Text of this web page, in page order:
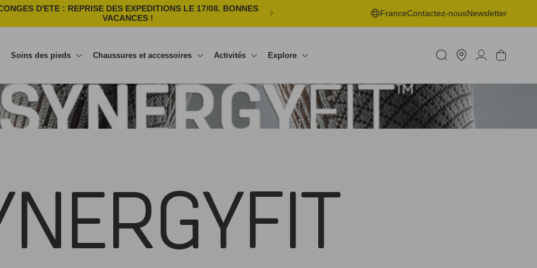
D'ETE : REPRISE DES EXPEDITIONS LE 17/08. BONNES
VACANCES !
LIVRAISON OFFERTE EN POINT DE RETRAIT DÈS 50€ -
RETOURS SOUS 30J
FranceContactez-nousNewsletter
Soins des pieds Chaussures et accessoires Activités Explore
un
shop
ConnexionPanier